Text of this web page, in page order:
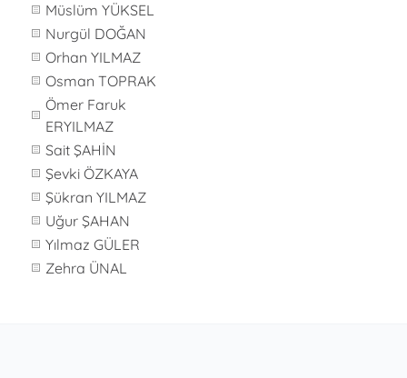
Müslüm YÜKSEL
Nurgül DOĞAN
Orhan YILMAZ
Osman TOPRAK
Ömer Faruk
ERYILMAZ
Sait ŞAHİN
Şevki ÖZKAYA
Şükran YILMAZ
Uğur ŞAHAN
Yılmaz GÜLER
Zehra ÜNAL